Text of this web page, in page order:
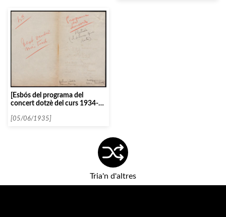
[Esbós del programa del
concert dotzè del curs 1934-
[05/06/1935]
Tria'n d'altres